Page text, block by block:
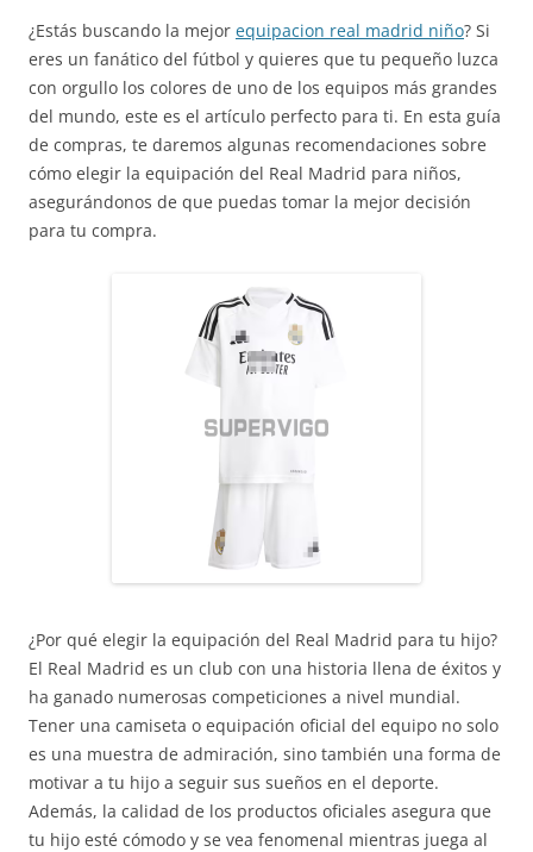
¿Estás buscando la mejor equipacion real madrid niño? Si
eres un fanático del fútbol y quieres que tu pequeño luzca
con orgullo los colores de uno de los equipos más grandes
del mundo, este es el artículo perfecto para ti. En esta guía
de compras, te daremos algunas recomendaciones sobre
cómo elegir la equipación del Real Madrid para niños,
asegurándonos de que puedas tomar la mejor decisión
para tu compra.
¿Por qué elegir la equipación del Real Madrid para tu hijo?
El Real Madrid es un club con una historia llena de éxitos y
ha ganado numerosas competiciones a nivel mundial.
Tener una camiseta o equipación oficial del equipo no solo
es una muestra de admiración, sino también una forma de
motivar a tu hijo a seguir sus sueños en el deporte.
Además, la calidad de los productos oficiales asegura que
tu hijo esté cómodo y se vea fenomenal mientras juega al